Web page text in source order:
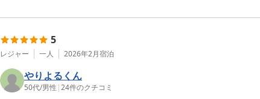
5
レジャー 一人 2026年2月宿泊
やりよるくん
50代/男性 |24件のクチコミ